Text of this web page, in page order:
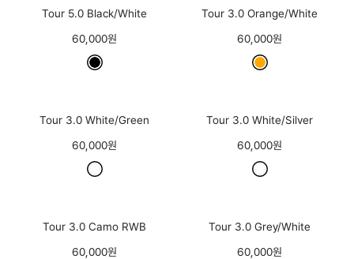
Tour 5.0 Black/White
60,000원
Tour 3.0 Orange/White
60,000원
Tour 3.0 White/Green
60,000원
Tour 3.0 White/Silver
60,000원
Tour 3.0 Camo RWB
60,000원
Tour 3.0 Grey/White
60,000원